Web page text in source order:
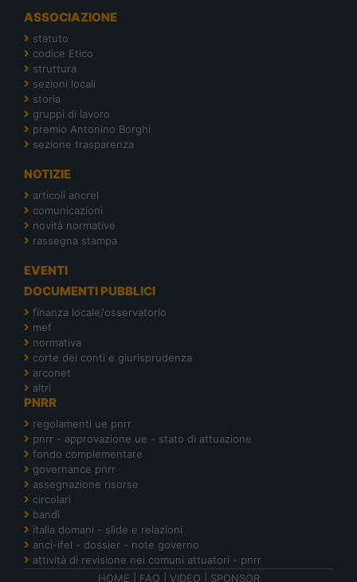
ASSOCIAZIONE
statuto
codice Etico
struttura
sezioni locali
storia
gruppi di lavoro
premio Antonino Borghi
sezione trasparenza
NOTIZIE
articoli ancrel
comunicazioni
novità normative
rassegna stampa
EVENTI
DOCUMENTI PUBBLICI
finanza locale/osservatorio
mef
normativa
corte dei conti e giurisprudenza
arconet
altri
PNRR
regolamenti ue pnrr
pnrr - approvazione ue - stato di attuazione
fondo complementare
governance pnrr
assegnazione risorse
circolari
bandi
italia domani - slide e relazioni
anci-ifel - dossier - note governo
attività di revisione nei comuni attuatori - pnrr
HOME
FAQ VIDEO SPONSOR